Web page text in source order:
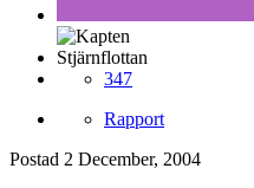
Stjärnflottan
347
Rapport
Postad 2 December, 2004